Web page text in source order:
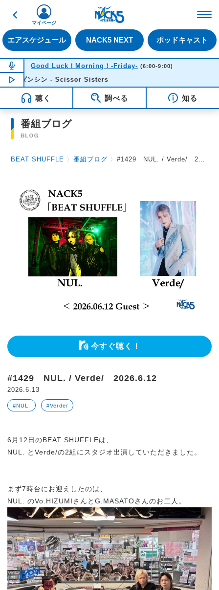
戻る
エアスケジュール NACK5 NEXT ポッドキャスト
マイページ
NOW ON AIR
Good Luck！Morning！-Friday- (6:00-9:00)
NOW PLAYING06:03
ンシン - Scissor Sisters
聴く 調べる 知る
番組ブログ
BLOG
BEAT SHUFFLE 〉番組ブログ 〉#1429 NUL. / Verde/ 2026.6.12
今すぐ聴く！
#1429 NUL. / Verde/ 2026.6.12
2026.6.13
#NUL. #Verde/
6月12日のBEAT SHUFFLEは、
NUL. とVerde/の2組にスタジオ出演していただきました。
まず7時台にお迎えしたのは、
NUL. のVo.HIZUMIさんとG.MASATOさんのお二人。